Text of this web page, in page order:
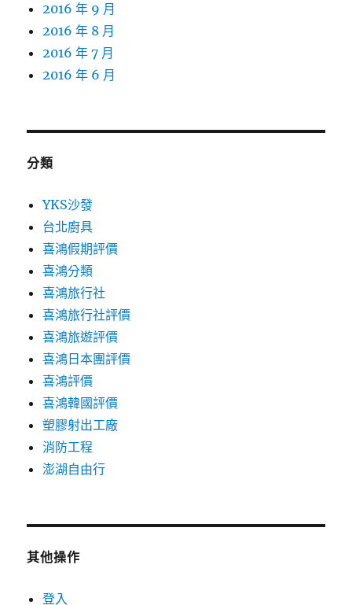
2016 年 9 月
2016 年 8 月
2016 年 7 月
2016 年 6 月
分類
YKS沙發
台北廚具
喜鴻假期評價
喜鴻分類
喜鴻旅行社
喜鴻旅行社評價
喜鴻旅遊評價
喜鴻日本團評價
喜鴻評價
喜鴻韓國評價
塑膠射出工廠
消防工程
澎湖自由行
其他操作
登入